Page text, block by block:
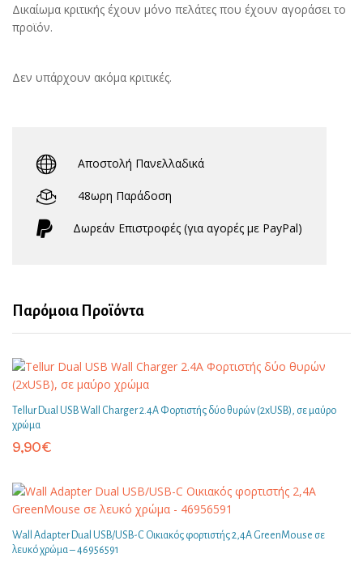
Δικαίωμα κριτικής έχουν μόνο πελάτες που έχουν αγοράσει το
προϊόν.
Δεν υπάρχουν ακόμα κριτικές.
Αποστολή Πανελλαδικά
48ωρη Παράδοση
Δωρεάν Eπιστροφές (για αγορές με PayPal)
Παρόμοια Προϊόντα
Tellur Dual USB Wall Charger 2.4A Φορτιστής δύο θυρών (2xUSB), σε μαύρο
χρώμα
9,90€
Wall Adapter Dual USB/USB-C Οικιακός φορτιστής 2,4A GreenMouse σε
λευκό χρώμα – 46956591